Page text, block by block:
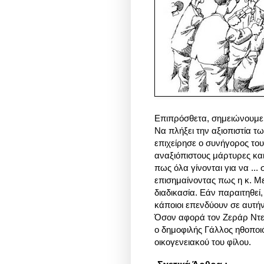
Επιπρόσθετα,
Να πλήξει την αξιοπιστία
επιχείρησε ο συνήγορος
αναξιόπιστους μάρτυρες
πως όλα γίνονται για να ...
επισημαίνοντας πως η κ.
διαδικασία. Εάν
κάποιοι επενδύουν σε
Όσον αφορά τον Ζεράρ
ο δημοφιλής Γάλλος
οικογενειακού του φίλου.